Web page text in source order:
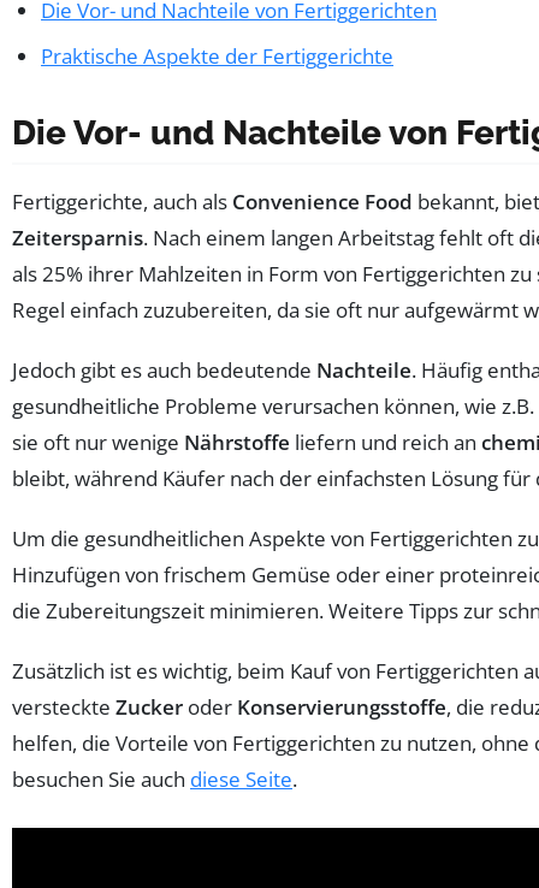
Die Vor- und Nachteile von Fertiggerichten
Praktische Aspekte der Fertiggerichte
Die Vor- und Nachteile von
Fertiggerichte, auch als Convenience Food bekannt,
Zeitersparnis. Nach einem langen Arbeitstag fehlt oft
als 25% ihrer Mahlzeiten in Form von Fertiggerichten
Regel einfach zuzubereiten, da sie oft nur aufgewärmt
Jedoch gibt es auch bedeutende Nachteile. Häufig
gesundheitliche Probleme verursachen können, wie
sie oft nur wenige Nährstoffe liefern und reich an
bleibt, während Käufer nach der einfachsten Lösung
Um die gesundheitlichen Aspekte von Fertiggerichten
Hinzufügen von frischem Gemüse oder einer
die Zubereitungszeit minimieren. Weitere Tipps zur
Zusätzlich ist es wichtig, beim Kauf von Fertiggerichten
versteckte Zucker oder Konservierungsstoffe, die
helfen, die Vorteile von Fertiggerichten zu nutzen,
besuchen Sie auch diese Seite.